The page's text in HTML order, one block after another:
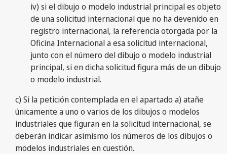
iv) si el dibujo o modelo industrial principal es objeto
de una solicitud internacional que no ha devenido en
registro internacional, la referencia otorgada por la
Oficina Internacional a esa solicitud internacional,
junto con el número del dibujo o modelo industrial
principal, si en dicha solicitud figura más de un dibujo
o modelo industrial.
c) Si la petición contemplada en el apartado a) atañe
únicamente a uno o varios de los dibujos o modelos
industriales que figuran en la solicitud internacional, se
deberán indicar asimismo los números de los dibujos o
modelos industriales en cuestión.